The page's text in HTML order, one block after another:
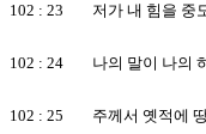
102 : 23 저가 내 힘을 중도
102 : 24 나의 말이 나의 하
102 : 25 주께서 옛적에 땅